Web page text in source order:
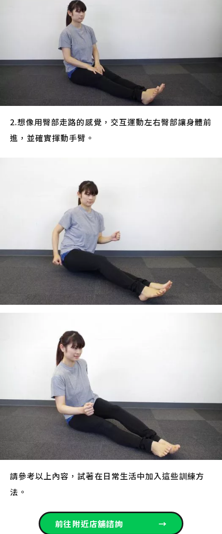
2.想像用臀部走路的感覺，交互運動左右臀部讓身體前
進，並確實揮動手臂。
請參考以上內容，試著在日常生活中加入這些訓練方
法。
前往附近店舖諮詢 →